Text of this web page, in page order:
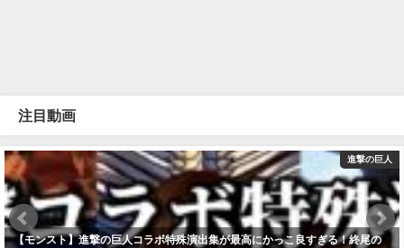
注目動画
進撃の巨人
【モンスト】進撃の巨人コラボ特殊演出集が最高にかっこ良すぎる！終尾の